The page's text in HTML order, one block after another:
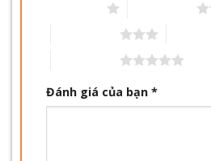
Đánh giá của bạn *